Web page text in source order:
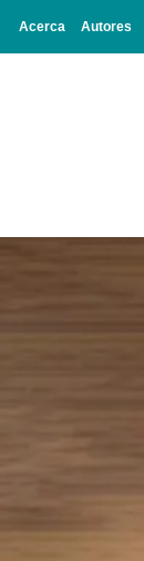
Acerca Autores